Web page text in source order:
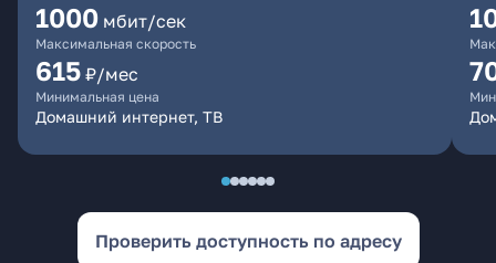
1000 мбит/сек
Максимальная скорость
615 ₽/мес
Минимальная цена
Домашний интернет, ТВ
Проверить доступность по адресу